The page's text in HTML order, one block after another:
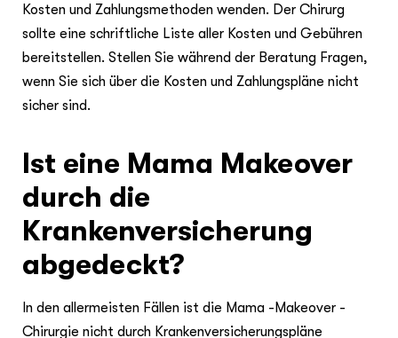
Kosten und Zahlungsmethoden wenden. Der Chirurg
sollte eine schriftliche Liste aller Kosten und Gebühren
bereitstellen. Stellen Sie während der Beratung Fragen,
wenn Sie sich über die Kosten und Zahlungspläne nicht
sicher sind.
Ist eine Mama Makeover
durch die
Krankenversicherung
abgedeckt?
In den allermeisten Fällen ist die Mama -Makeover -
Chirurgie nicht durch Krankenversicherungspläne